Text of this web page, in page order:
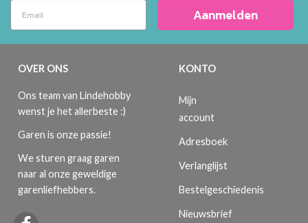
Aanmelden
OVER ONS
Ons team van Lindehobby
wenst je het allerbeste :)
Garen is onze passie!
We sturen graag garen
naar al onze geweldige
garenliefhebbers.
KONTO
Mijn
account
Adresboek
Verlanglijst
Bestelgeschiedenis
Nieuwsbrief